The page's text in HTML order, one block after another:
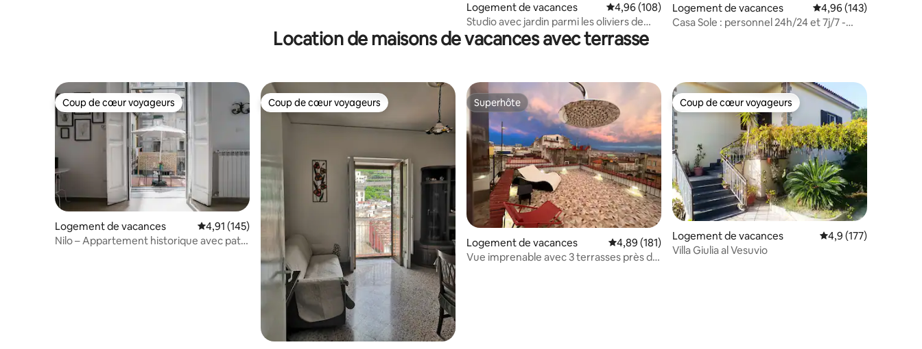
Logement de vacances Évaluation moyenne sur la base de 108 commentaires : 4,96 sur 5
4,96 (108)
Studio avec jardin parmi les oliviers de
Sorrente A
Logement de vacances Évaluation moyenne
4,96 (143)
Casa Sole : personnel 24h/24 et 7j/7 -
Location de maisons de vacances avec terrasse
Coup de cœur voyageurs
Coup de cœur voyageurs
Logement de vacances Évaluation moyenne sur la base de 145 commentaires : 4,91 sur 5
4,91 (145)
Nilo – Appartement historique avec patio
Coup de cœur voyageurs
Coup de cœur voyageurs Superhôte
Superhôte
Logement de vacances Évaluation moyenne sur la base de 181 commentaires : 4,89 sur 5
4,89 (181)
Vue imprenable avec 3 terrasses près de
Coup de cœur voyageurs
Coup de cœur voyageurs
Logement de vacances Évaluation moyenne
4,9 (177)
Villa Giulia al Vesuvio